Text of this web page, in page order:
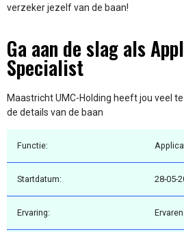
verzeker jezelf van de baan!
Ga aan de slag als
Specialist
Maastricht UMC-Holding heeft jou veel
de details van de baan
Functie:
Startdatum: 28-05-
Ervaring: Ervaren